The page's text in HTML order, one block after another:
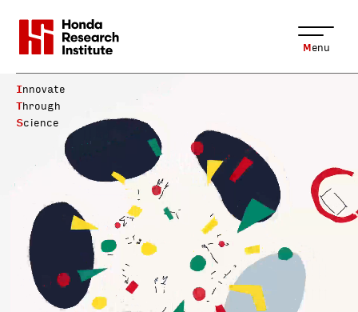
Menu
Innovate
Through
Science